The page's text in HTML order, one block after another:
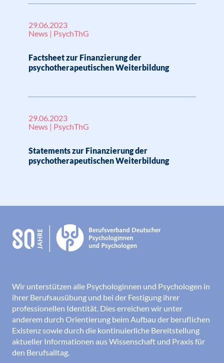
29.06.2023
News | PsychThG
Factsheet zur Finanzierung der
psychotherapeutischen Weiterbildung
29.06.2023
News | PsychThG
Statements zur Finanzierung der
psychotherapeutischen Weiterbildung
Wir unterstützen alle Psychologinnen und Psychologen in
ihrer Berufsausübung und bei der Festigung ihrer
professionellen Identität. Dies erreichen wir unter
anderem durch Orientierung beim Aufbau der beruflichen
Existenz sowie durch die kontinuierliche Bereitstellung
aktueller Informationen aus Wissenschaft und Praxis für
den Berufsalltag.